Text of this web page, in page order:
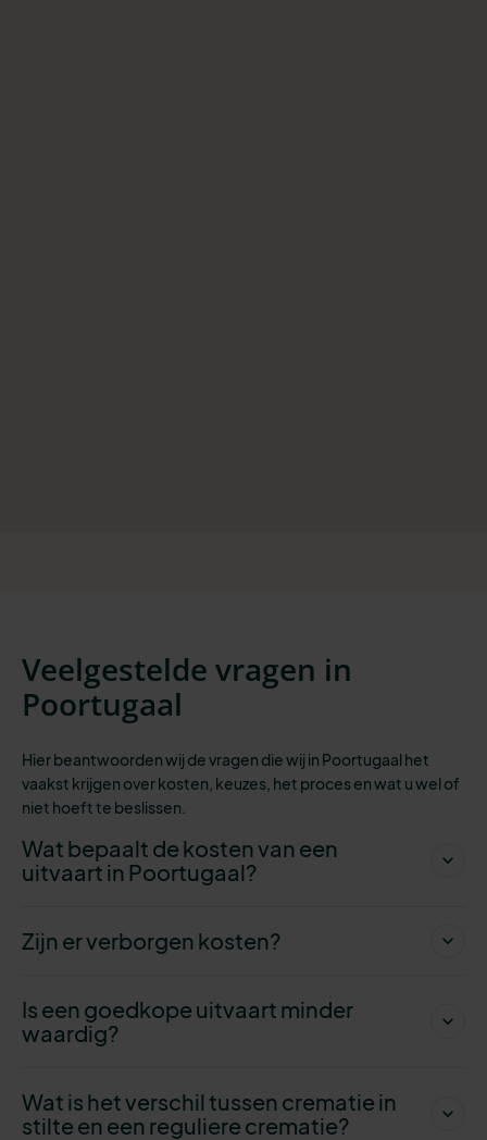
Veelgestelde vragen in
Poortugaal
Hier beantwoorden wij de vragen die wij in Poortugaal het
vaakst krijgen over kosten, keuzes, het proces en wat u wel of
niet hoeft te beslissen.
Wat bepaalt de kosten van een
uitvaart in Poortugaal?
Zijn er verborgen kosten?
Is een goedkope uitvaart minder
waardig?
Wat is het verschil tussen crematie in
stilte en een reguliere crematie?